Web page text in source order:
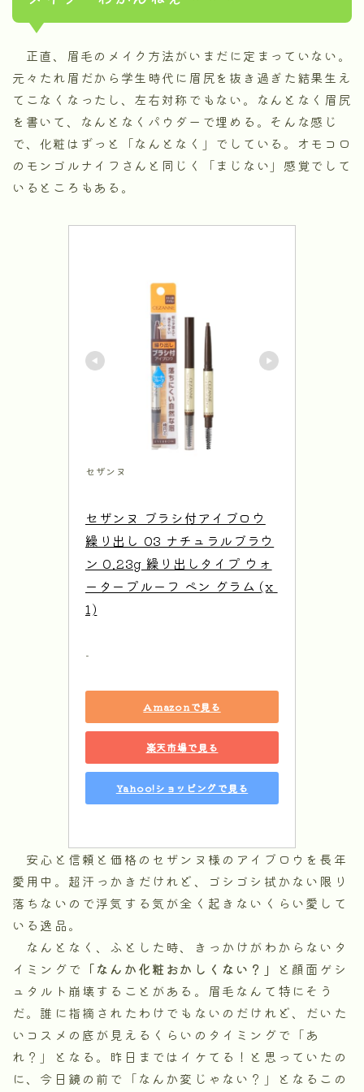
正直、眉毛のメイク方法がいまだに定まっていない。
元々たれ眉だから学生時代に眉尻を抜き過ぎた結果生え
てこなくなったし、左右対称でもない。なんとなく眉尻
を書いて、なんとなくパウダーで埋める。そんな感じ
で、化粧はずっと「なんとなく」でしている。オモコロ
のモンゴルナイフさんと同じく「まじない」感覚でして
いるところもある。
セザンヌ
セザンヌ ブラシ付アイブロウ
繰り出し 03 ナチュラルブラウ
ン 0.23g 繰り出しタイプ ウォ
ータープルーフ ペン グラム (x
1)
-
Amazonで見る
楽天市場で見る
Yahoo!ショッピングで見る
安心と信頼と価格のセザンヌ様のアイブロウを長年
愛用中。超汗っかきだけれど、ゴシゴシ拭かない限り
落ちないので浮気する気が全く起きないくらい愛して
いる逸品。
なんとなく、ふとした時、きっかけがわからないタ
イミングで 「なんか化粧おかしくない？」
と顔面ゲシ
ュタルト崩壊することがある。眉毛なんて特にそう
だ。誰に指摘されたわけでもないのだけれど、だいた
いコスメの底が見えるくらいのタイミングで「あ
れ？」となる。昨日まではイケてる！と思っていたの
に、今日鏡の前で「なんか変じゃない？」となるこの